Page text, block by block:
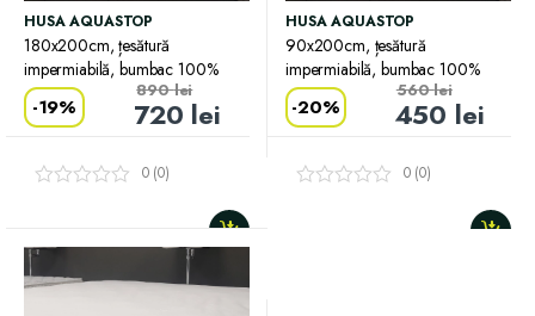
HUSA AQUASTOP
180x200cm, țesătură
impermiabilă, bumbac 100%
-19% 720 lei
890lei
0 (0)
HUSA AQUASTOP
90x200cm, țesătură
impermiabilă, bumbac 100%
-20% 450 lei
560lei
0 (0)